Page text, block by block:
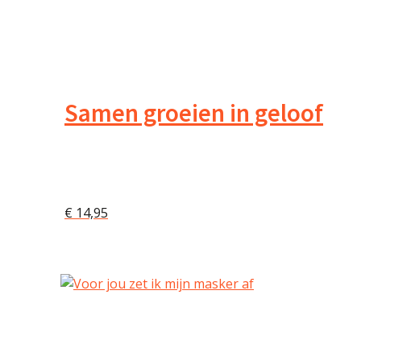
Samen groeien in geloof
€ 14,95